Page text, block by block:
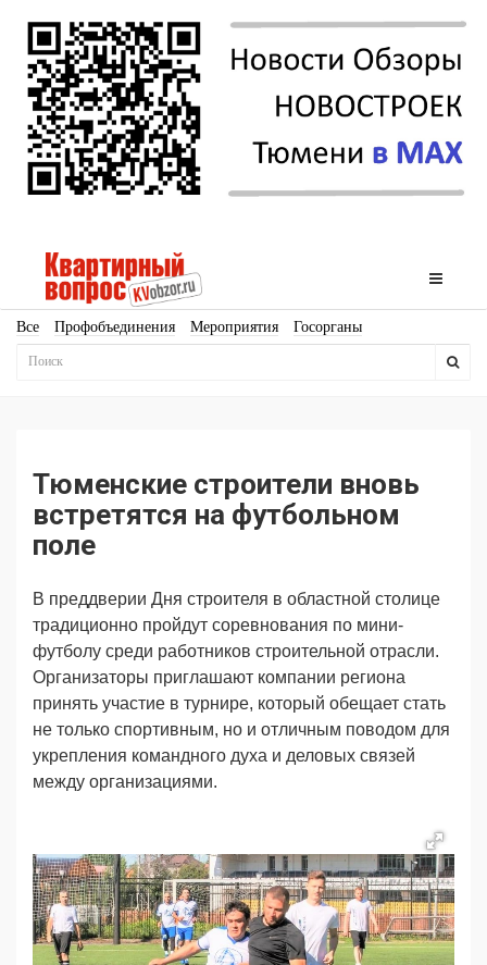
Все Профобъединения Мероприятия Госорганы
Новостройки
Ещё
Тюменские строители вновь
встретятся на футбольном
поле
В преддверии Дня строителя в областной столице
традиционно пройдут соревнования по мини-
футболу среди работников строительной отрасли.
Организаторы приглашают компании региона
принять участие в турнире, который обещает стать
не только спортивным, но и отличным поводом для
укрепления командного духа и деловых связей
между организациями.